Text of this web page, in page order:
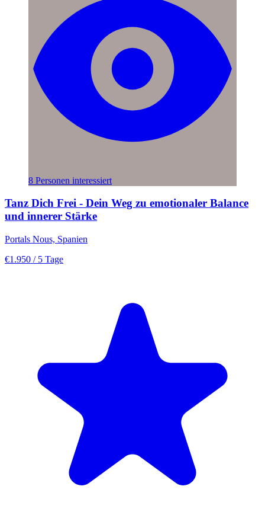
8 Personen interessiert
Tanz Dich Frei - Dein Weg zu emotionaler Balance
und innerer Stärke
Portals Nous, Spanien
€1.950 / 5 Tage